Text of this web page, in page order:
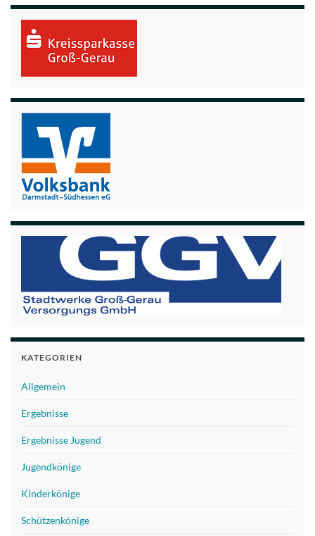
KATEGORIEN
Allgemein
Ergebnisse
Ergebnisse Jugend
Jugendkönige
Kinderkönige
Schützenkönige